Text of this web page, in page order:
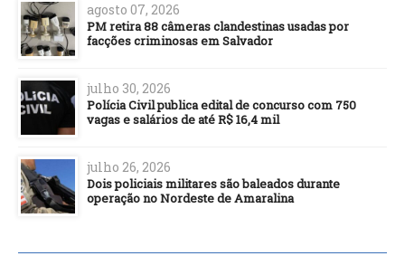
agosto 07, 2026
PM retira 88 câmeras clandestinas usadas por
facções criminosas em Salvador
julho 30, 2026
Polícia Civil publica edital de concurso com 750
vagas e salários de até R$ 16,4 mil
julho 26, 2026
Dois policiais militares são baleados durante
operação no Nordeste de Amaralina